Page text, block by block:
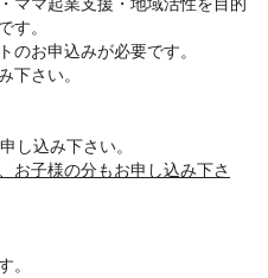
す。
のお申込みが必要です。
下さい。
し込み下さい。
お子様の分もお申し込み下さ
。